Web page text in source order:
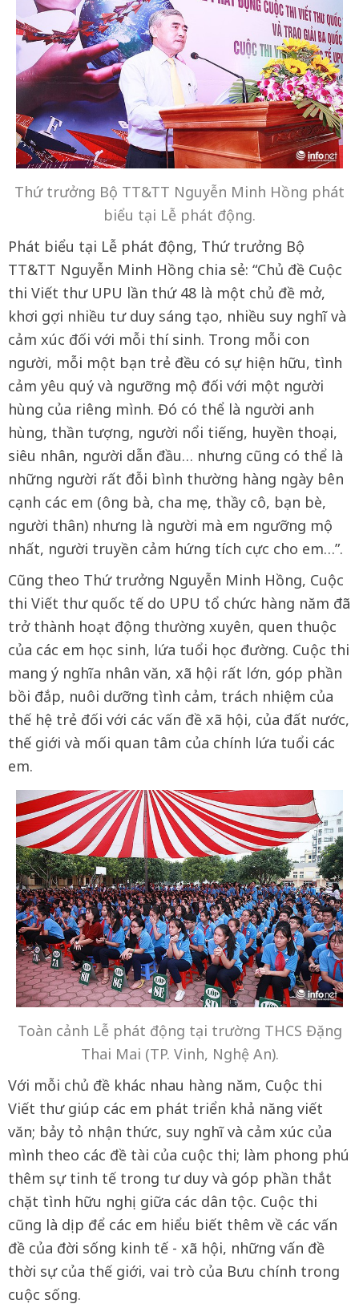
Thứ trưởng Bộ TT&TT Nguyễn Minh Hồng phát
biểu tại Lễ phát động.
Phát biểu tại Lễ phát động, Thứ trưởng Bộ
TT&TT Nguyễn Minh Hồng chia sẻ: “Chủ đề Cuộc
thi Viết thư UPU lần thứ 48 là một chủ đề mở,
khơi gợi nhiều tư duy sáng tạo, nhiều suy nghĩ và
cảm xúc đối với mỗi thí sinh. Trong mỗi con
người, mỗi một bạn trẻ đều có sự hiện hữu, tình
cảm yêu quý và ngưỡng mộ đối với một người
hùng của riêng mình. Đó có thể là người anh
hùng, thần tượng, người nổi tiếng, huyền thoại,
siêu nhân, người dẫn đầu… nhưng cũng có thể là
những người rất đỗi bình thường hàng ngày bên
cạnh các em (ông bà, cha mẹ, thầy cô, bạn bè,
người thân) nhưng là người mà em ngưỡng mộ
nhất, người truyền cảm hứng tích cực cho em…”.
Cũng theo Thứ trưởng Nguyễn Minh Hồng, Cuộc
thi Viết thư quốc tế do UPU tổ chức hàng năm đã
trở thành hoạt động thường xuyên, quen thuộc
của các em học sinh, lứa tuổi học đường. Cuộc thi
mang ý nghĩa nhân văn, xã hội rất lớn, góp phần
bồi đắp, nuôi dưỡng tình cảm, trách nhiệm của
thế hệ trẻ đối với các vấn đề xã hội, của đất nước,
thế giới và mối quan tâm của chính lứa tuổi các
em.
Toàn cảnh Lễ phát động tại trường THCS Đặng
Thai Mai (TP. Vinh, Nghệ An).
Với mỗi chủ đề khác nhau hàng năm, Cuộc thi
Viết thư giúp các em phát triển khả năng viết
văn; bảy tỏ nhận thức, suy nghĩ và cảm xúc của
mình theo các đề tài của cuộc thi; làm phong phú
thêm sự tinh tế trong tư duy và góp phần thắt
chặt tình hữu nghị giữa các dân tộc. Cuộc thi
cũng là dịp để các em hiểu biết thêm về các vấn
đề của đời sống kinh tế - xã hội, những vấn đề
thời sự của thế giới, vai trò của Bưu chính trong
cuộc sống.